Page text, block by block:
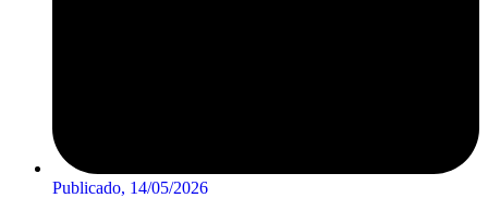
Publicado, 14/05/2026